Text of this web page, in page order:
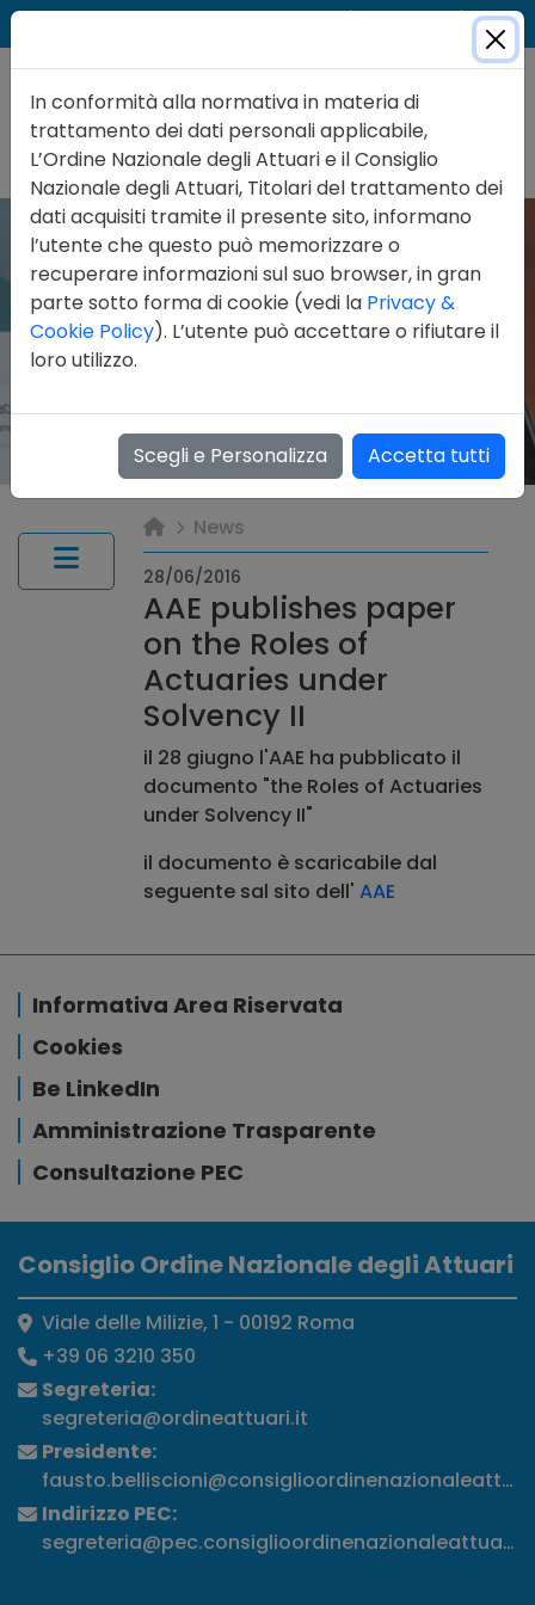
News
28/06/2016
AAE publishes paper
on the Roles of
Actuaries under
Solvency II
il 28 giugno l'AAE ha pubblicato il
documento "the Roles of Actuaries
under Solvency II"
il documento è scaricabile dal
seguente sal sito dell' AAE
Informativa Area Riservata
Cookies
Be LinkedIn
Amministrazione Trasparente
Consultazione PEC
Consiglio Ordine Nazionale degli Attuari
Viale delle Milizie, 1 - 00192 Roma
+39 06 3210 350
Segreteria:
segreteria@ordineattuari.it
Presidente:
Indirizzo PEC:
segreteria@pec.consiglioordinenazionaleattuari.it
In conformità alla normativa in materia di
trattamento dei dati personali applicabile,
L’Ordine Nazionale degli Attuari e il Consiglio
Nazionale degli Attuari, Titolari del trattamento dei
dati acquisiti tramite il presente sito, informano
l’utente che questo può memorizzare o
recuperare informazioni sul suo browser, in gran
parte sotto forma di cookie (vedi la Privacy &
Cookie Policy). L’utente può accettare o rifiutare il
loro utilizzo.
Scegli e Personalizza Accetta tutti